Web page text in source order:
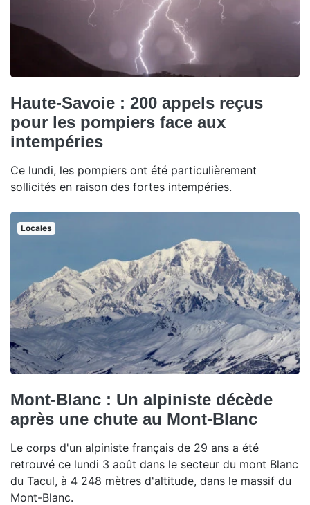
Haute-Savoie : 200 appels reçus
pour les pompiers face aux
intempéries
Ce lundi, les pompiers ont été particulièrement
sollicités en raison des fortes intempéries.
Locales
Mont-Blanc : Un alpiniste décède
après une chute au Mont-Blanc
Le corps d'un alpiniste français de 29 ans a été
retrouvé ce lundi 3 août dans le secteur du mont Blanc
du Tacul, à 4 248 mètres d'altitude, dans le massif du
Mont-Blanc.